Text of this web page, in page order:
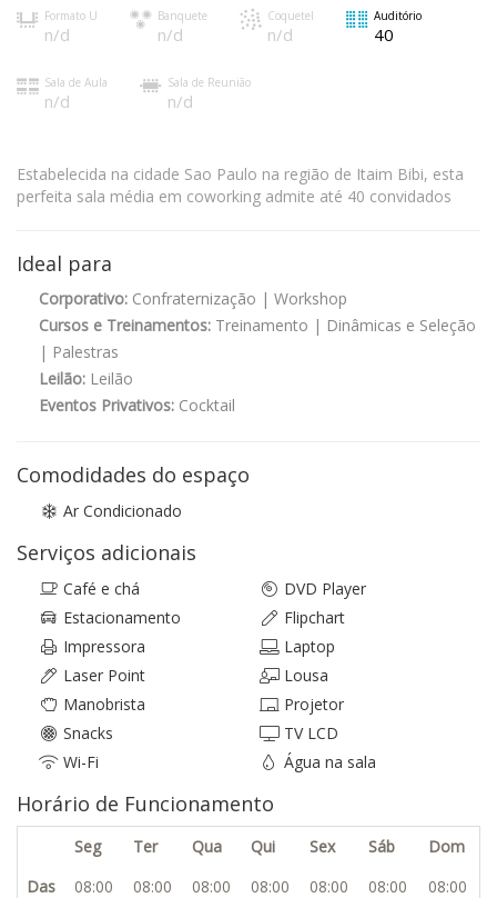
Formato U
n/d
Banquete
n/d
Coquetel
n/d
Auditório
40
Sala de Aula
n/d
Sala de Reunião
n/d
Estabelecida na cidade Sao Paulo na região de Itaim Bibi, esta
perfeita sala média em coworking admite até 40 convidados
Ideal para
Corporativo: Confraternização | Workshop
Cursos e Treinamentos: Treinamento | Dinâmicas e Seleção
| Palestras
Leilão: Leilão
Eventos Privativos: Cocktail
Comodidades do espaço
Ar Condicionado
Serviços adicionais
Café e chá
DVD Player
Estacionamento
Flipchart
Impressora
Laptop
Laser Point
Lousa
Manobrista
Projetor
Snacks
TV LCD
Wi-Fi
Água na sala
Horário de Funcionamento
Seg Ter Qua Qui Sex Sáb
Dom
Das
08:00 08:00 08:00 08:00 08:00 08:00
08:00